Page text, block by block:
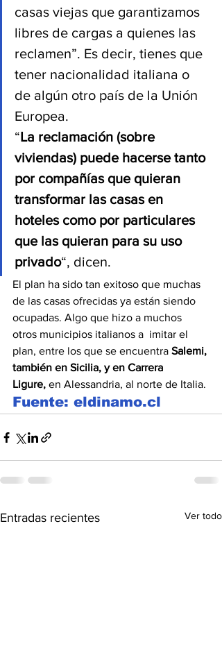
casas viejas que garantizamos
libres de cargas a quienes las
reclamen”. Es decir, tienes que
tener nacionalidad italiana o
de algún otro país de la Unión
Europea.
“La reclamación (sobre
viviendas) puede hacerse tanto
por compañías que quieran
transformar las casas en
hoteles como por particulares
que las quieran para su uso
privado“, dicen.
El plan ha sido tan exitoso que muchas
de las casas ofrecidas ya están siendo
ocupadas. Algo que hizo a muchos
otros municipios italianos a  imitar el
plan, entre los que se encuentra Salemi,
también en Sicilia, y en Carrera
Ligure, en Alessandria, al norte de Italia.
Fuente: eldinamo.cl
Entradas recientes Ver todo